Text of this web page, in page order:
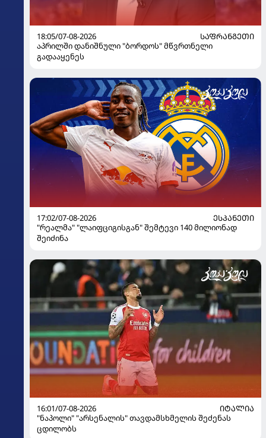
18:05/07-08-2026
ᲡᲐᲤᲠᲐᲜᲒᲔᲗᲘ
აპრილში დანიშნული "ბორდოს" მწვრთნელი
გადააყენეს
17:02/07-08-2026
ᲔᲡᲞᲐᲜᲔᲗᲘ
"რეალმა" "ლაიფციგისგან" შემტევი 140 მილიონად
შეიძინა
16:01/07-08-2026
ᲘᲢᲐᲚᲘᲐ
"ნაპოლი" "არსენალის" თავდამსხმელის შეძენას
ცდილობს